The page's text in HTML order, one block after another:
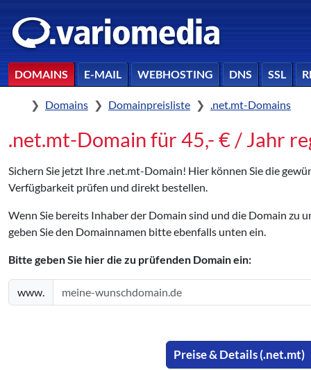
DOMAINS E-MAIL WEBHOSTING DNS SSL
HomeDomains Domainpreisliste .net.mt-Domains
.net.mt-Domain für 45,- € / Jahr
Sichern Sie jetzt Ihre .net.mt-Domain! Hier können Sie die
Verfügbarkeit prüfen und direkt bestellen.
Wenn Sie bereits Inhaber der Domain sind und die Domain zu
geben Sie den Domainnamen bitte ebenfalls unten ein.
Bitte geben Sie hier die zu prüfenden Domain ein:
www.
Preise & Details (.net.mt)